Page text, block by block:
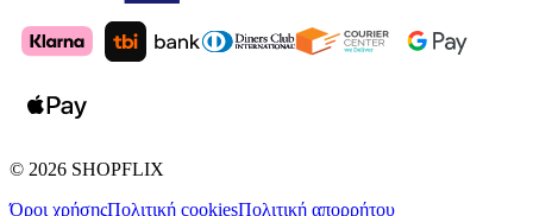
© 2026 SHOPFLIX
Όροι χρήσηςΠολιτική cookiesΠολιτική απορρήτου